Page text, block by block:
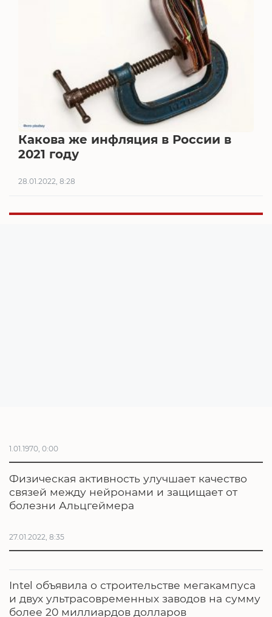
Какова же инфляция в России в
2021 году
28.01.2022, 8:28
1.01.1970, 0:00
Физическая активность улучшает качество
связей между нейронами и защищает от
болезни Альцгеймера
27.01.2022, 8:35
Intel объявила о строительстве мегакампуса
и двух ультрасовременных заводов на сумму
более 20 миллиардов долларов